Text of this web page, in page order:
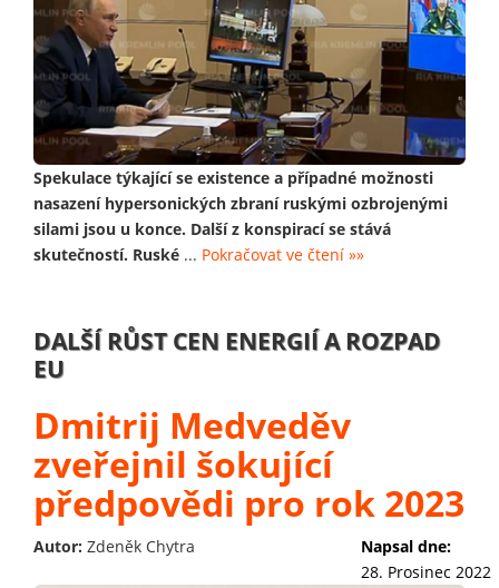
Spekulace týkající se existence a případné možnosti
nasazení hypersonických zbraní ruskými ozbrojenými
silami jsou u konce. Další z konspirací se stává
skutečností. Ruské ... Pokračovat ve čtení »»
DALŠÍ RŮST CEN ENERGIÍ A ROZPAD
EU
Dmitrij Medveděv
zveřejnil šokující
předpovědi pro rok 2023
Autor: Zdeněk Chytra
Napsal dne:
28. Prosinec 2022